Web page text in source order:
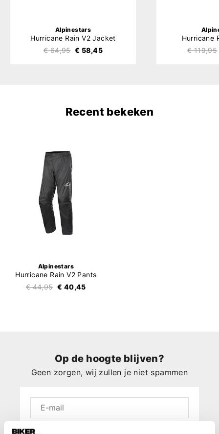
Alpinestars
Hurricane Rain V2 Jacket
€ 64,95 € 58,45
Hurricane
€ 119,95
Recent bekeken
Alpinestars
Hurricane Rain V2 Pants
€ 44,95 € 40,45
Op de hoogte blijven?
Geen zorgen, wij zullen je niet spammen